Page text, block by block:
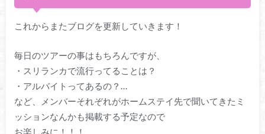
これからまたブログを更新していきます！
毎日のツアーの事はもちろんですが、
・スリランカで流行ってることは？
・アルバイトってあるの？…
など、メンバーそれぞれがホームステイ先で聞いてきたミ
ッションなんかも掲載する予定なので
お楽しみに！！！